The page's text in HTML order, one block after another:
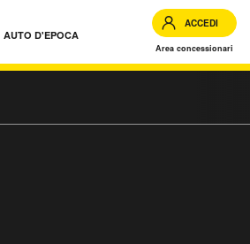
AUTO D'EPOCA
ACCEDI
Area concessionari